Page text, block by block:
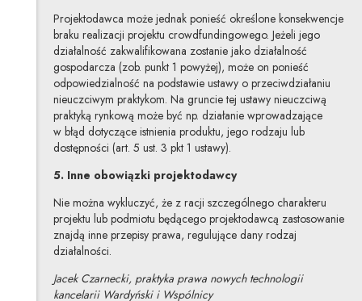
Projektodawca może jednak ponieść określone konsekwencje
braku realizacji projektu crowdfundingowego. Jeżeli jego
działalność zakwalifikowana zostanie jako działalność
gospodarcza (zob. punkt 1 powyżej), może on ponieść
odpowiedzialność na podstawie ustawy o przeciwdziałaniu
nieuczciwym praktykom. Na gruncie tej ustawy nieuczciwą
praktyką rynkową może być np. działanie wprowadzające
w błąd dotyczące istnienia produktu, jego rodzaju lub
dostępności (art. 5 ust. 3 pkt 1 ustawy).
5. Inne obowiązki projektodawcy
Nie można wykluczyć, że z racji szczególnego charakteru
projektu lub podmiotu będącego projektodawcą zastosowanie
znajdą inne przepisy prawa, regulujące dany rodzaj
działalności.
Jacek Czarnecki, praktyka prawa nowych technologii
kancelarii Wardyński i Wspólnicy